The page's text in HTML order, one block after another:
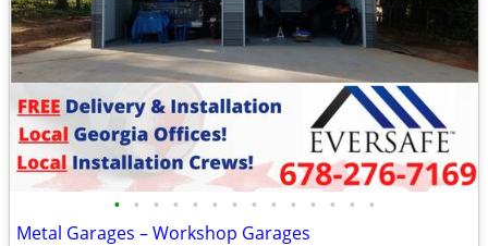
• • • • • • • • • • • • • •
Metal Garages – Workshop Garages